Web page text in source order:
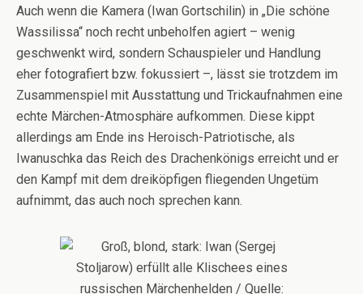
Auch wenn die Kamera (Iwan Gortschilin) in „Die schöne
Wassilissa“ noch recht unbeholfen agiert – wenig
geschwenkt wird, sondern Schauspieler und Handlung
eher fotografiert bzw. fokussiert –, lässt sie trotzdem im
Zusammenspiel mit Ausstattung und Trickaufnahmen eine
echte Märchen-Atmosphäre aufkommen. Diese kippt
allerdings am Ende ins Heroisch-Patriotische, als
Iwanuschka das Reich des Drachenkönigs erreicht und er
den Kampf mit dem dreiköpfigen fliegenden Ungetüm
aufnimmt, das auch noch sprechen kann.